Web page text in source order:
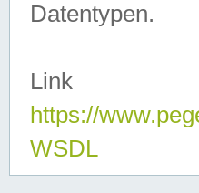
Datentypen.
https://
WSDL